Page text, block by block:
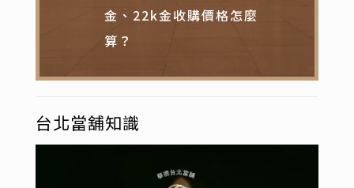
金、22k金收購價格怎麼
算？
台北當舖知識